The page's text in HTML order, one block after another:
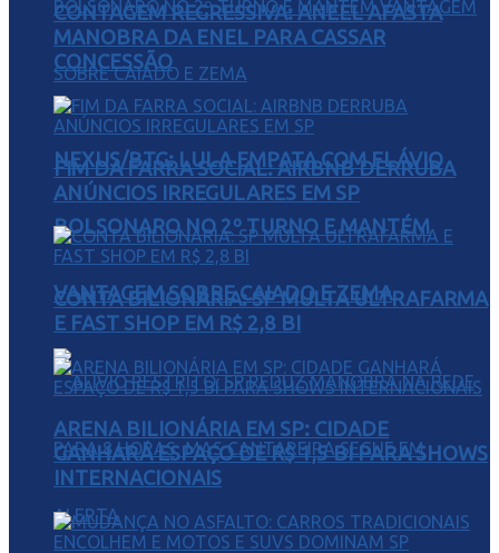
NEXUS/BTG: LULA EMPATA COM FLÁVIO
BOLSONARO NO 2º TURNO E MANTÉM
VANTAGEM SOBRE CAIADO E ZEMA
CONTAGEM REGRESSIVA: ANEEL AFASTA
MANOBRA DA ENEL PARA CASSAR
CONCESSÃO
FIM DA FARRA SOCIAL: AIRBNB DERRUBA
ANÚNCIOS IRREGULARES EM SP
CONTA BILIONÁRIA: SP MULTA ULTRAFARMA
E FAST SHOP EM R$ 2,8 BI
ARENA BILIONÁRIA EM SP: CIDADE
GANHARÁ ESPAÇO DE R$ 1,5 BI PARA SHOWS
INTERNACIONAIS